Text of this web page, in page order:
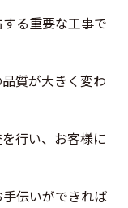
る重要な工事で
質が大きく変わ
行い、お客様に
伝いができれば